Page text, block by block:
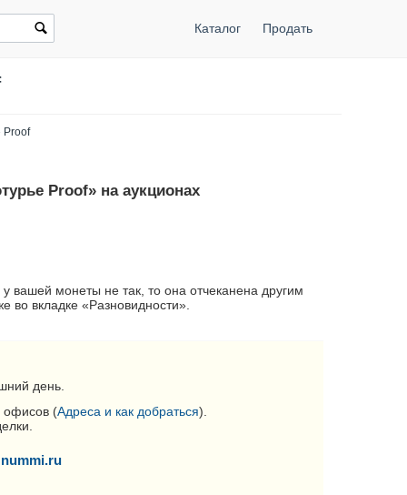
Каталог Продать
Proof
Proof» на аукционах
вашей монеты не так, то она отчеканена другим
вкладке «Разновидности».
день.
офисов (Адреса и как добраться).